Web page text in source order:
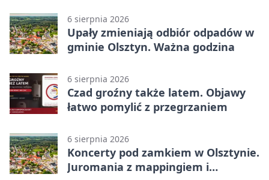
6 sierpnia 2026
Upały zmieniają odbiór odpadów w
gminie Olsztyn. Ważna godzina
6 sierpnia 2026
Czad groźny także latem. Objawy
łatwo pomylić z przegrzaniem
6 sierpnia 2026
Koncerty pod zamkiem w Olsztynie.
Juromania z mappingiem i